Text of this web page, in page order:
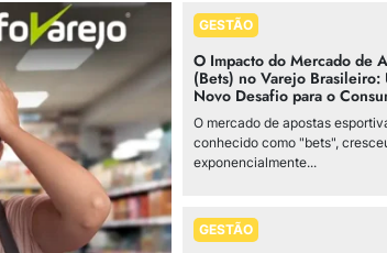
GESTÃO
O Impacto do Mercado de
(Bets) no Varejo Brasileiro:
Novo Desafio para o
O mercado de apostas
conhecido como "bets",
exponencialmente...
GESTÃO